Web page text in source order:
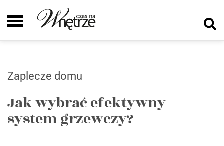
Zaplecze domu
Jak wybrać efektywny
system grzewczy?